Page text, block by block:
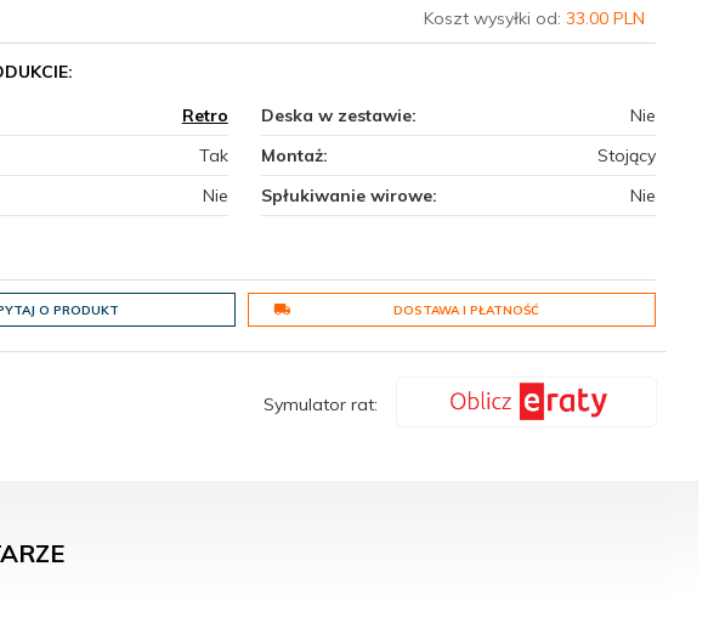
Koszt wysyłki od: 33.00 PLN
Retro Deska w zestawie:
Nie
Tak Montaż:
Stojący
Nie Spłukiwanie wirowe:
Nie
O PRODUKT DOSTAWA I PŁATNOŚĆ
Symulator rat: